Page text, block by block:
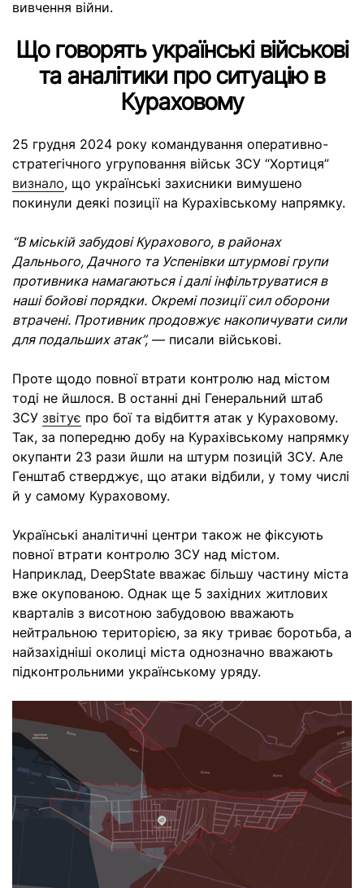
вивчення війни.
Що говорять українські військові
та аналітики про ситуацію в
Кураховому
25 грудня 2024 року командування оперативно-
стратегічного угруповання військ ЗСУ “Хортиця”
визнало, що українські захисники вимушено
покинули деякі позиції на Курахівському напрямку.
“В міській забудові Курахового, в районах
Дальнього, Дачного та Успенівки штурмові групи
противника намагаються і далі інфільтруватися в
наші бойові порядки. Окремі позиції сил оборони
втрачені. Противник продовжує накопичувати сили
для подальших атак”, — писали військові.
Проте щодо повної втрати контролю над містом
тоді не йшлося. В останні дні Генеральний штаб
ЗСУ звітує про бої та відбиття атак у Кураховому.
Так, за попередню добу на Курахівському напрямку
окупанти 23 рази йшли на штурм позицій ЗСУ. Але
Генштаб стверджує, що атаки відбили, у тому числі
й у самому Кураховому.
Українські аналітичні центри також не фіксують
повної втрати контролю ЗСУ над містом.
Наприклад, DeepState вважає більшу частину міста
вже окупованою. Однак ще 5 західних житлових
кварталів з висотною забудовою вважають
нейтральною територією, за яку триває боротьба, а
найзахідніші околиці міста однозначно вважають
підконтрольними українському уряду.